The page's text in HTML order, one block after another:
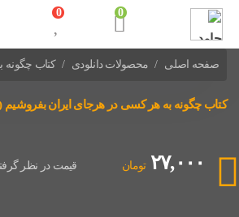
صفحه اصلی محصولات دانلودی کتاب چگونه به هر کسی
کتاب چگونه به هر کسی در هرجای ایران بفروشیم
۲۷,۰۰۰ تومان قیمت در نظر
0
0